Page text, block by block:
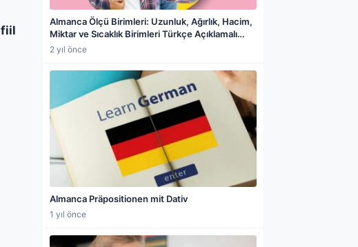
fiil
Almanca Ölçü Birimleri: Uzunluk, Ağırlık, Hacim,
Miktar ve Sıcaklık Birimleri Türkçe Açıklamalı
Konu Anlatımı
2 yıl önce
Almanca Präpositionen mit Dativ
1 yıl önce